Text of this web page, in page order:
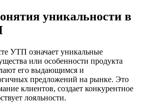
уникальности в
УТП означает уникальные
или особенности продукта
его выдающимся и
предложений на рынке. Это
клиентов, создает конкурентное
лояльности.